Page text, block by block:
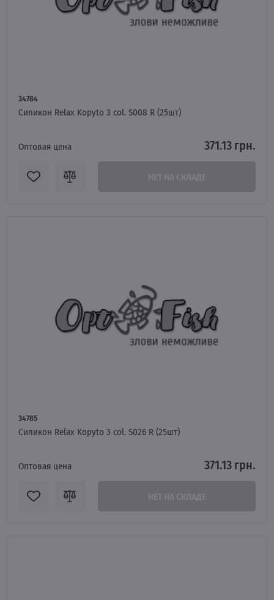
34784
Силикон Relax Kopyto 3 col. S008 R (25шт)
Оптовая цена 371.13 грн.
34785
Силикон Relax Kopyto 3 col. S026 R (25шт)
Оптовая цена 371.13 грн.